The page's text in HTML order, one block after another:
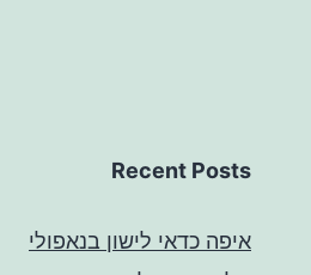
Recent Posts
איפה כדאי לישון בנאפולי